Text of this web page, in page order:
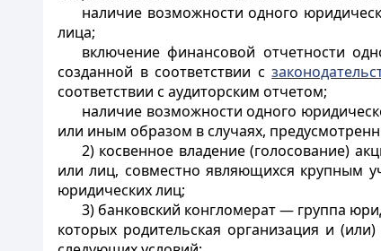
наличие возможности одного
лица;
включение финансовой отчетности
созданной в соответствии с
соответствии с аудиторским отчетом;
наличие возможности одного
или иным образом в случаях,
2) косвенное владение (голосование)
или лиц, совместно являющихся крупным
юридических лиц;
3) банковский конгломерат — группа
которых родительская организация и